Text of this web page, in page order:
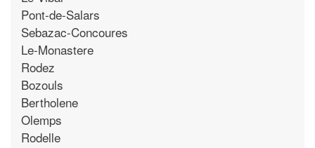
Pont-de-Salars
Sebazac-Concoures
Le-Monastere
Rodez
Bozouls
Bertholene
Olemps
Rodelle